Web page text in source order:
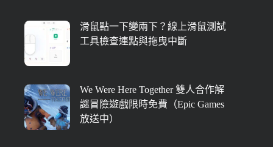
滑鼠點一下變兩下？線上滑鼠測試
工具檢查連點與拖曳中斷
We Were Here Together 雙人合作解
謎冒險遊戲限時免費（Epic Games
放送中）